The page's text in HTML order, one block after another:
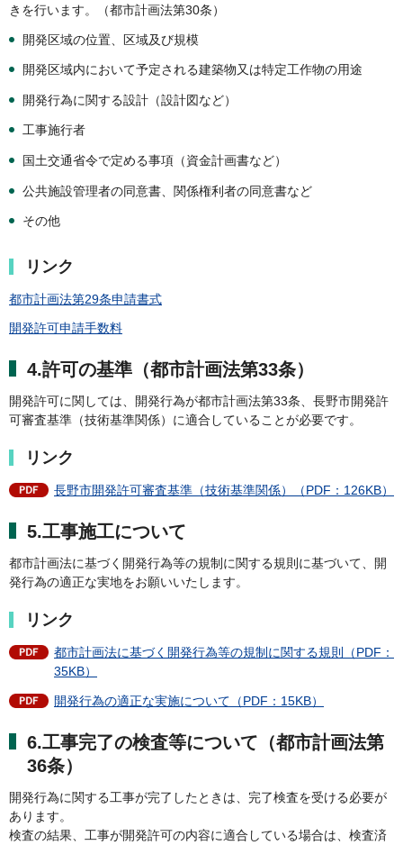
きを行います。（都市計画法第30条）
開発区域の位置、区域及び規模
開発区域内において予定される建築物又は特定工作物の用途
開発行為に関する設計（設計図など）
工事施行者
国土交通省令で定める事項（資金計画書など）
公共施設管理者の同意書、関係権利者の同意書など
その他
リンク
都市計画法第29条申請書式
開発許可申請手数料
4.許可の基準（都市計画法第33条）
開発許可に関しては、開発行為が都市計画法第33条、長野市開発許
可審査基準（技術基準関係）に適合していることが必要です。
リンク
長野市開発許可審査基準（技術基準関係）（PDF：126KB）
5.工事施工について
都市計画法に基づく開発行為等の規制に関する規則に基づいて、開
発行為の適正な実地をお願いいたします。
リンク
都市計画法に基づく開発行為等の規制に関する規則（PDF：
35KB）
開発行為の適正な実施について（PDF：15KB）
6.工事完了の検査等について（都市計画法第
36条）
開発行為に関する工事が完了したときは、完了検査を受ける必要が
あります。
検査の結果、工事が開発許可の内容に適合している場合は、検査済